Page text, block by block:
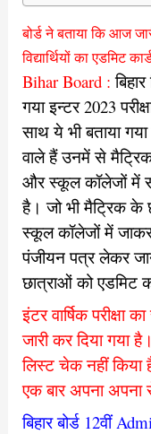
बोर्ड ने बताया कि आज
विद्यार्थियों का एडमिट
Bihar Board :
गया इन्टर 2023
साथ ये भी बताया गया
वाले हैं उनमें से मैट्रिक
और स्कूल कॉलेजों में
है। जो भी मैट्रिक के
स्कूल कॉलेजों में जाकर
पंजीयन पत्र लेकर
छात्राओं को एडमिट
इंटर वार्षिक
जारी कर दिया
लिस्ट चेक नहीं किया
एक बार अपना
बिहार बोर्ड 12वीं